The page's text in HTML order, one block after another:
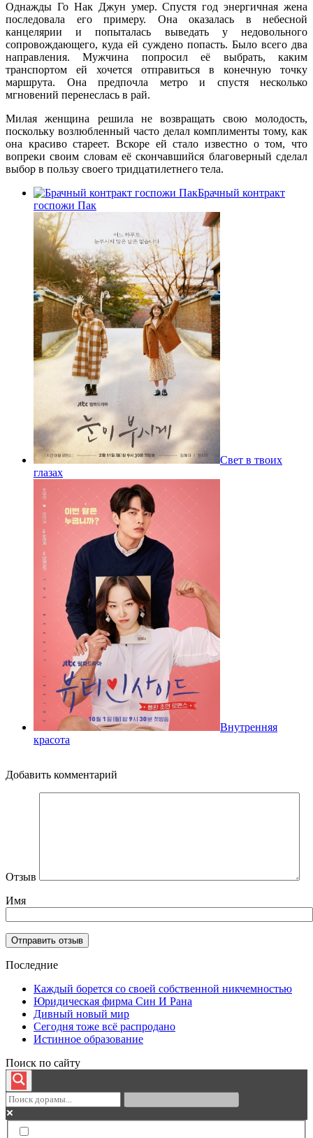
Однажды Го Нак Джун умер. Спустя год энергичная жена
последовала его примеру. Она оказалась в небесной
канцелярии и попыталась выведать у недовольного
сопровождающего, куда ей суждено попасть. Было всего два
направления. Мужчина попросил её выбрать, каким
транспортом ей хочется отправиться в конечную точку
маршрута. Она предпочла метро и спустя несколько
мгновений перенеслась в рай.
Милая женщина решила не возвращать свою молодость,
поскольку возлюбленный часто делал комплименты тому, как
она красиво стареет. Вскоре ей стало известно о том, что
вопреки своим словам её скончавшийся благоверный сделал
выбор в пользу своего тридцатилетнего тела.
Брачный контракт
госпожи Пак
Свет в твоих
глазах
Внутренняя
красота
Добавить комментарий
Отзыв
Имя
Последние
Каждый борется со своей собственной никчемностью
Юридическая фирма Син И Рана
Дивный новый мир
Сегодня тоже всё распродано
Истинное образование
Поиск по сайту